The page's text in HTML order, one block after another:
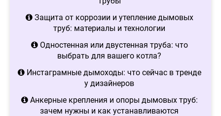
Защита от коррозии и утепление дымовых
труб: материалы и технологии
Одностенная или двустенная труба: что
выбрать для вашего котла?
Инстаграмные дымоходы: что сейчас в тренде
у дизайнеров
Анкерные крепления и опоры дымовых труб:
зачем нужны и как устанавливаются